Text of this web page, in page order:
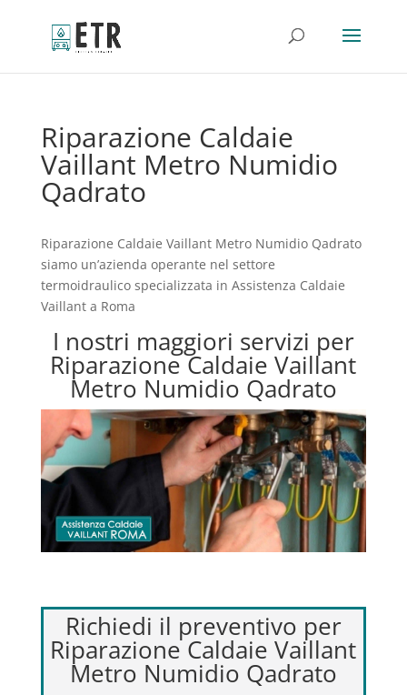
Riparazione Caldaie
Vaillant Metro Numidio
Qadrato
Riparazione Caldaie Vaillant Metro Numidio Qadrato
siamo un’azienda operante nel settore
termoidraulico specializzata in Assistenza Caldaie
Vaillant a Roma
I nostri maggiori servizi per
Riparazione Caldaie Vaillant
Metro Numidio Qadrato
Richiedi il preventivo per
Riparazione Caldaie Vaillant
Metro Numidio Qadrato